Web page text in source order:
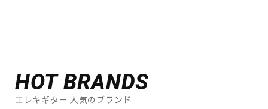
HOT BRANDS
エレキギター 人気のブランド